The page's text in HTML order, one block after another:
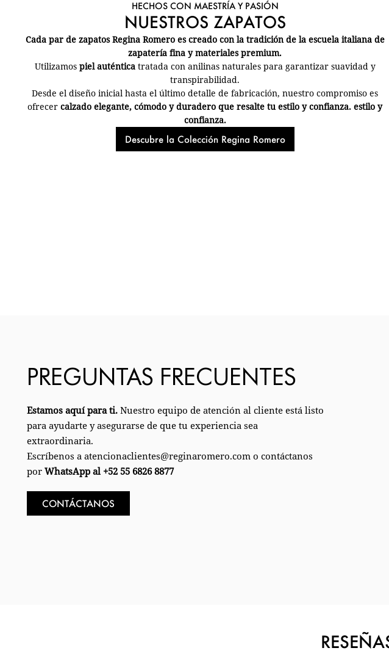
HECHOS CON MAESTRÍA Y PASIÓN
NUESTROS ZAPATOS
Cada par de zapatos Regina Romero es creado con la tradición de la escuela italiana de
zapatería fina y materiales premium.
Utilizamos piel auténticatratada con anilinas naturales para garantizar suavidad y
transpirabilidad.
Desde el diseño inicial hasta el último detalle de fabricación, nuestro compromiso es
ofrecer calzado elegante, cómodo y duradero que resalte tu estilo y confianza. estilo y
confianza.
Descubre la Colección Regina Romero
PREGUNTAS FRECUENTES
Estamos aquí para ti. Nuestro equipo de atención al cliente está listo
para ayudarte y asegurarse de que tu experiencia sea
extraordinaria.
Escríbenos a atencionaclientes@reginaromero.com o contáctanos
por WhatsApp al +52 55 6826 8877
CONTÁCTANOS